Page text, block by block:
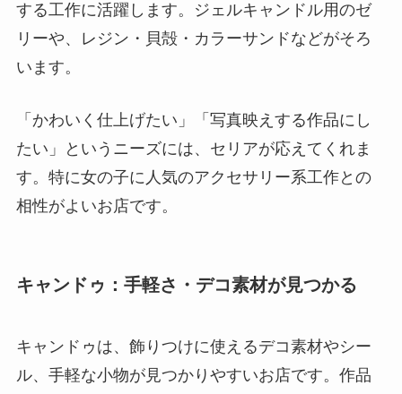
する工作に活躍します。ジェルキャンドル用のゼ
リーや、レジン・貝殻・カラーサンドなどがそろ
います。
「かわいく仕上げたい」「写真映えする作品にし
たい」というニーズには、セリアが応えてくれま
す。特に女の子に人気のアクセサリー系工作との
相性がよいお店です。
キャンドゥ：手軽さ・デコ素材が見つかる
キャンドゥは、飾りつけに使えるデコ素材やシー
ル、手軽な小物が見つかりやすいお店です。作品